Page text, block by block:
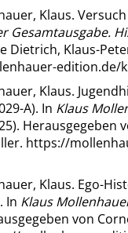
Klaus.
Gesamtausgabe.
Dietrich, Klaus-
edition.de/
Klaus.
A). In Klaus
Herausgegeben
https://
Klaus. Ego-
In Klaus
von